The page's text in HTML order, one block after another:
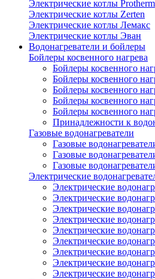
Электрические котлы Protherm
Электрические котлы Zerten
Электрические котлы Лемакс
Электрические котлы Эван
Водонагреватели и бойлеры
Бойлеры косвенного нагрева
Бойлеры косвенного
Бойлеры косвенного
Бойлеры косвенного
Бойлеры косвенного
Бойлеры косвенного
Принадлежности к
Газовые водонагреватели
Газовые
Газовые
Газовые
Электрические
Электрические
Электрические
Электрические
Электрические
Электрические
Электрические
Электрические
Электрические
Электрические